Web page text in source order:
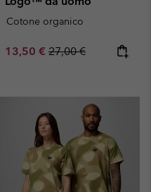
Cotone organico
Sale price:
13,50 € Regular price:
27,00 €